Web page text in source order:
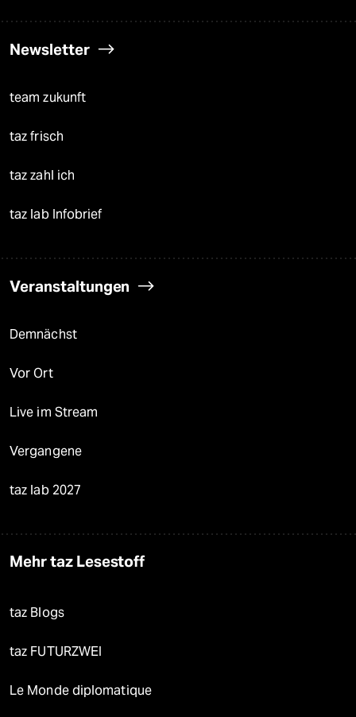
Newsletter
team zukunft
taz frisch
taz zahl ich
taz lab Infobrief
Veranstaltungen
Demnächst
Vor Ort
Live im Stream
Vergangene
taz lab 2027
Mehr taz Lesestoff
taz Blogs
taz FUTURZWEI
Le Monde diplomatique